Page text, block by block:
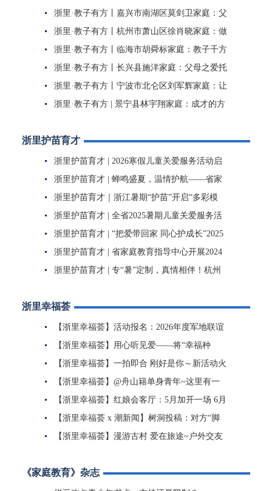
慢读出来的
浙里·教子有方丨嘉兴市南湖区莫剑卫家庭：父
母亦师亦友的陪...
浙里·教子有方丨杭州市萧山区徐肖晓家庭：做
好“加减乘除”...
浙里·教子有方丨临海市胡舜标家庭：教子千方
首为德，发挥父...
浙里·教子有方丨长兴县施洋家庭：父母之爱托
起未来“角儿”
浙里·教子有方丨宁波市北仑区刘军辉家庭：让
孩子做最好的自己
浙里·教子有方 | 景宁县林宇翔家庭：成才的方
浙里护苗育才
浙里护苗育才 | 2026寒假儿童关爱服务活动启
动
浙里护苗育才 | 蝉鸣盛夏，温情护航——省家
庭教育指导中心暑...
浙里护苗育才｜浙江暑期“护苗”开启“多彩模
式”！
浙里护苗育才 | 全省2025暑期儿童关爱服务活
动启动
浙里护苗育才 | “把爱带回家 同心护成长”2025
寒假儿童关爱...
浙里护苗育才 | 省家庭教育指导中心开展2024
年暑期儿童关爱服...
浙里护苗育才 | 专“暑”定制，真情相伴！杭州
浙里幸福荟
【浙里幸福荟】活动报名：2026年度军地联谊
浪漫邀约～
【浙里幸福荟】用心听见爱——将“幸福种
子”撒播进特教校园
【浙里幸福荟】一拍即合 刚好是你～新活动火
热报名！
【浙里幸福荟】@舟山籍单身青年~这里有一
场专属于你的甜蜜派对
【浙里幸福荟】红娘会客厅：5月加开一场 6月
安排出炉
【浙里幸福荟 x 潮新闻】树洞投稿：对方“脚
踏多只船”怎么办？
【浙里幸福荟】漫游古村 爱在旅途~户外交友
《家庭教育》杂志